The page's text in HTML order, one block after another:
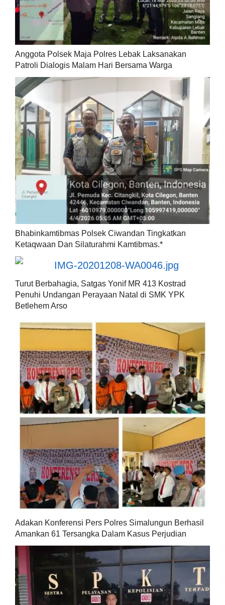
Anggota Polsek Maja Polres Lebak Laksanakan
Patroli Dialogis Malam Hari Bersama Warga
Bhabinkamtibmas Polsek Ciwandan Tingkatkan
Ketaqwaan Dan Silaturahmi Kamtibmas.*
Turut Berbahagia, Satgas Yonif MR 413 Kostrad
Penuhi Undangan Perayaan Natal di SMK YPK
Betlehem Arso
Adakan Konferensi Pers Polres Simalungun Berhasil
Amankan 61 Tersangka Dalam Kasus Perjudian